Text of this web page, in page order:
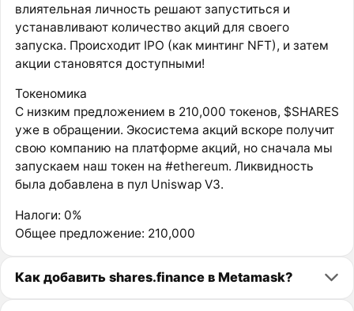
влиятельная личность решают запуститься и
устанавливают количество акций для своего
запуска. Происходит IPO (как минтинг NFT), и затем
акции становятся доступными!
Токеномика
С низким предложением в 210,000 токенов, $SHARES
уже в обращении. Экосистема акций вскоре получит
свою компанию на платформе акций, но сначала мы
запускаем наш токен на #ethereum. Ликвидность
была добавлена в пул Uniswap V3.
Налоги: 0%
Общее предложение: 210,000
Как добавить shares.finance в Metamask?